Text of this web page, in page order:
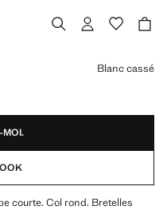
Blanc cassé
courte. Col rond. Bretelles